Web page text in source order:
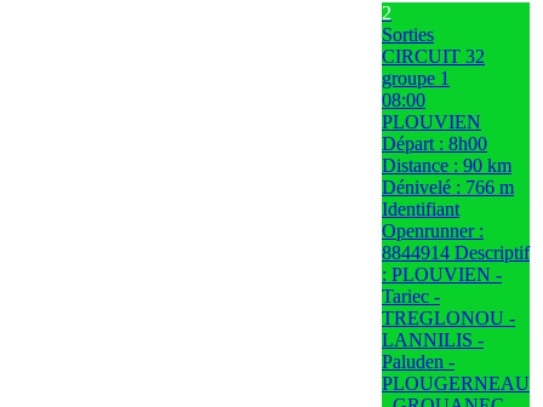
2
Sorties
CIRCUIT 32
groupe 1
08:00
PLOUVIEN
Départ : 8h00
Distance : 90 km
Dénivelé : 766 m
Identifiant
Openrunner :
8844914 Descriptif
: PLOUVIEN -
Tariec -
TREGLONOU -
LANNILIS -
Paluden -
PLOUGERNEAU